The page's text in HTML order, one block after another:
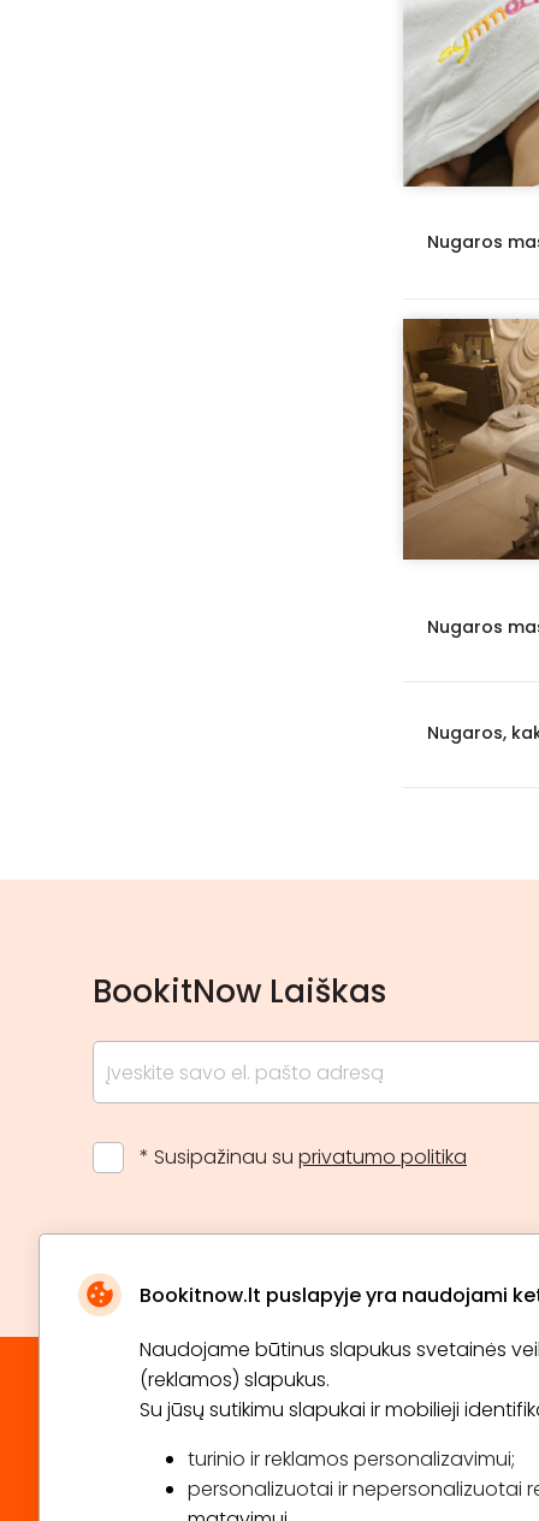
Bookitnow.lt puslapyje yra naudojami
Naudojame būtinus slapukus svetainės
(reklamos) slapukus.
Su jūsų sutikimu slapukai ir mobilieji
turinio ir reklamos personalizavimui;
personalizuotai ir nepersonalizuotai
Nugaros
Nugaros
Nugaros,
BookitNow Laiškas
* Susipažinau su privatumo politika